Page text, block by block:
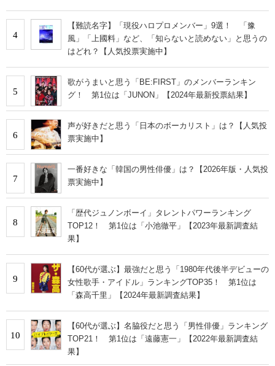
4
【難読名字】「現役ハロプロメンバー」9選！ 「豫
風」「上國料」など、「知らないと読めない」と思うの
はどれ？【人気投票実施中】
5
歌がうまいと思う「BE:FIRST」のメンバーランキン
グ！ 第1位は「JUNON」【2024年最新投票結果】
6
声が好きだと思う「日本のボーカリスト」は？【人気投
票実施中】
7
一番好きな「韓国の男性俳優」は？【2026年版・人気投
票実施中】
8
「歴代ジュノンボーイ」タレントパワーランキング
TOP12！ 第1位は「小池徹平」【2023年最新調査結
果】
9
【60代が選ぶ】最強だと思う「1980年代後半デビューの
女性歌手・アイドル」ランキングTOP35！ 第1位は
「森高千里」【2024年最新調査結果】
10
【60代が選ぶ】名脇役だと思う「男性俳優」ランキング
TOP21！ 第1位は「遠藤憲一」【2022年最新調査結
果】